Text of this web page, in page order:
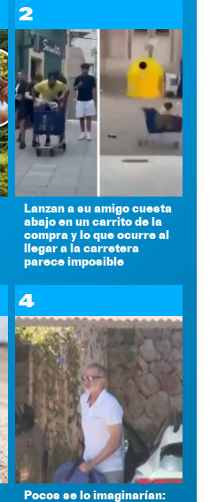
2
Lanzan a su amigo cuesta
abajo en un carrito de la
compra y lo que ocurre al
llegar a la carretera
parece imposible
4
Pocos se lo imaginarían: